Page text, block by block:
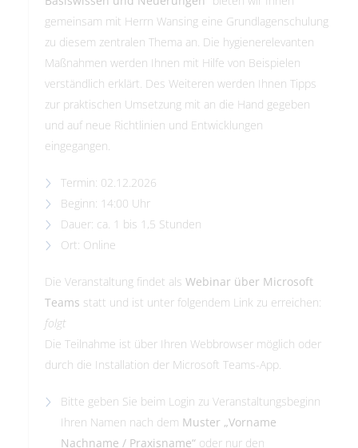
gemeinsam mit Herrn Wansing eine Grundlagenschulung
zu diesem zentralen Thema an. Die hygienerelevanten
Maßnahmen werden Ihnen mit Hilfe von Beispielen
verständlich erklärt. Des Weiteren werden Ihnen Tipps
zur praktischen Umsetzung mit an die Hand gegeben
und auf neue Richtlinien und Entwicklungen
eingegangen.
Termin: 02.12.2026
Beginn: 14:00 Uhr
Dauer: ca. 1 bis 1,5 Stunden
Ort: Online
Die Veranstaltung findet als Webinar über Microsoft
Teams statt und ist unter folgendem Link zu erreichen:
folgt
Die Teilnahme ist über Ihren Webbrowser möglich oder
durch die Installation der Microsoft Teams-App.
Bitte geben Sie beim Login zu Veranstaltungsbeginn
Ihren Namen nach dem Muster „Vorname
Nachname / Praxisname“ oder nur den